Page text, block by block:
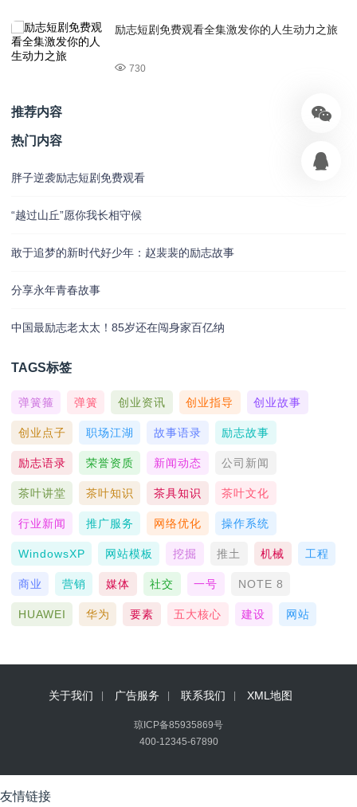
励志短剧免费观看全集激发你的人生动力之旅
730
推荐内容
热门内容
胖子逆袭励志短剧免费观看
“越过山丘”愿你我长相守候
敢于追梦的新时代好少年：赵裴裴的励志故事
分享永年青春故事
中国最励志老太太！85岁还在闯身家百亿纳
TAGS标签
弹簧箍 弹簧 创业资讯 创业指导 创业故事
创业点子 职场江湖 故事语录 励志故事
励志语录 荣誉资质 新闻动态 公司新闻
茶叶讲堂 茶叶知识 茶具知识 茶叶文化
行业新闻 推广服务 网络优化 操作系统
WindowsXP 网站模板 挖掘 推土 机械 工程
商业 营销 媒体 社交 一号 NOTE 8
HUAWEI 华为 要素 五大核心 建设 网站
关于我们 广告服务 联系我们 XML地图
琼ICP备85935869号
400-12345-67890
友情链接